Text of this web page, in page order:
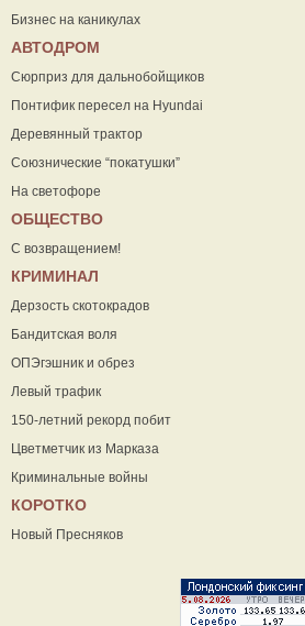
Бизнес на каникулах
АВТОДРОМ
Сюрприз для дальнобойщиков
Понтифик пересел на Hyundai
Деревянный трактор
Союзнические “покатушки”
На светофоре
ОБЩЕСТВО
С возвращением!
КРИМИНАЛ
Дерзость скотокрадов
Бандитская воля
ОПЭгэшник и обрез
Левый трафик
150-летний рекорд побит
Цветметчик из Марказа
Криминальные войны
КОРОТКО
Новый Пресняков